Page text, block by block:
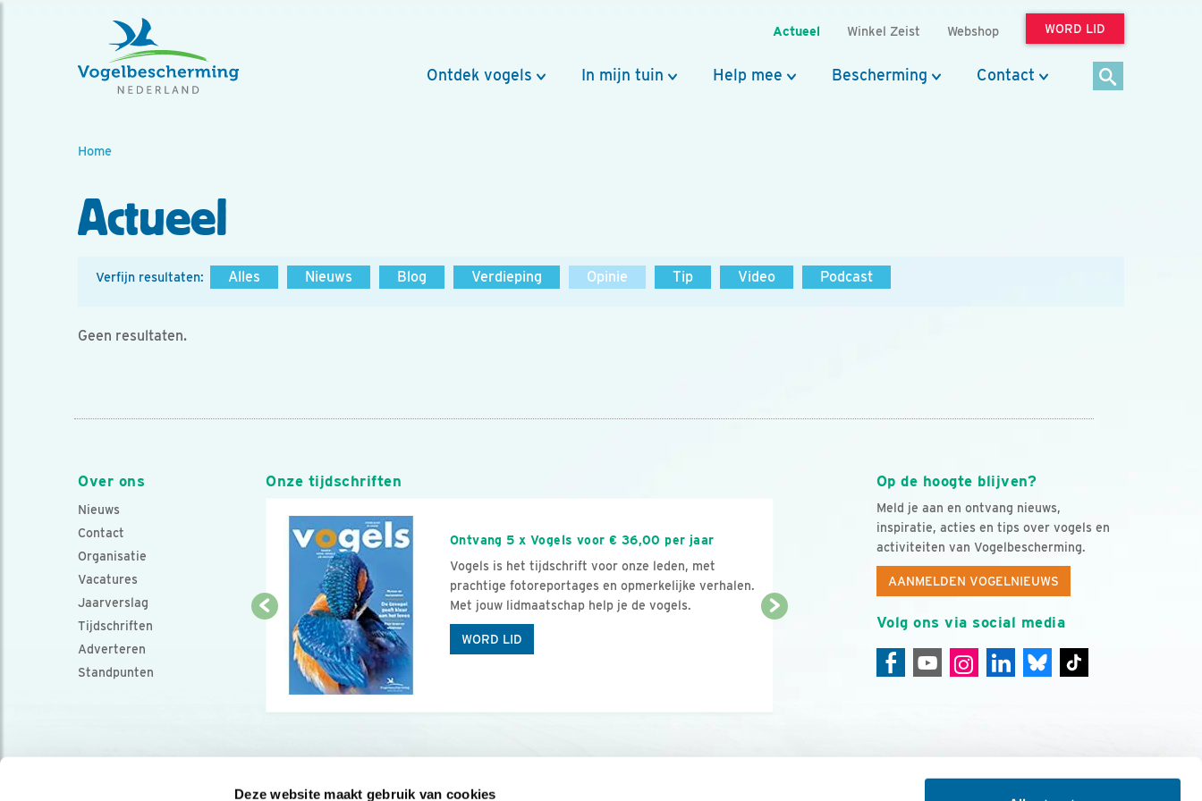
Deze website maakt gebruik van cookies
Actueel Winkel Zeist Webshop WORD LID
Ontdek vogels In mijn tuin Help mee Bescherming Contact
Home
Actueel
Verfijn resultaten: Alles Nieuws Blog Verdieping Opinie Tip Video Podcast
Geen resultaten.
Over ons
Nieuws
Contact
Organisatie
Vacatures
Jaarverslag
Tijdschriften
Adverteren
Standpunten
Op de hoogte blijven?
Meld je aan en ontvang nieuws,
inspiratie, acties en tips over vogels en
activiteiten van Vogelbescherming.
AANMELDEN VOGELNIEUWS
Volg ons via social media
Onze tijdschriften
Ontvang 5 x Vogels voor € 36,00 per jaar
Vogels is het tijdschrift voor onze leden, met
prachtige fotoreportages en opmerkelijke verhalen.
Met jouw lidmaatschap help je de vogels.
WORD LID